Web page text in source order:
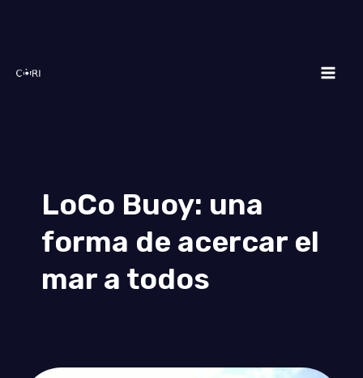
LoCo Buoy: una
forma de acercar el
mar a todos